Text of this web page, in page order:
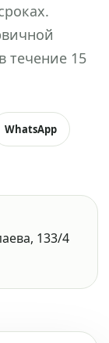
течение 15
WhatsApp
133/4